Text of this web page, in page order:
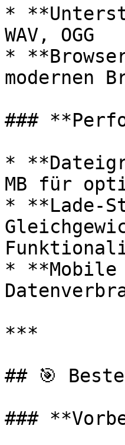
*
WAV, OGG
*
modernen
###
*
MB für
* **Lade-
* **Mobile
***
## 🎯
###